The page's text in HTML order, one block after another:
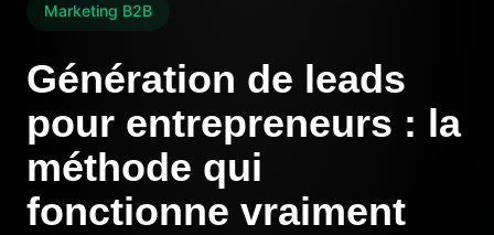
Marketing B2B
Génération de leads
pour entrepreneurs : la
méthode qui
fonctionne vraiment